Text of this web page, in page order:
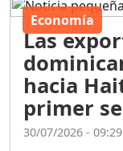
Economía
Las
hacia
primer
30/07/2026 -